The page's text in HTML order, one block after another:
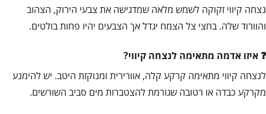
נצחה קיווי זקוקה לשמש מלאה שמדגישה את צבעי הירוק, הצהוב
והוורוד שלה. בחצי צל הצמח יגדל אך הצבעים יהיו פחות בולטים.
איזו אדמה מתאימה לנצחה קיווי?
לנצחה קיווי מתאימה קרקע קלה, אוורירית ומנוקזת היטב. יש להימנע
מקרקע כבדה או רטובה שגורמת להצטברות מים סביב השורשים.